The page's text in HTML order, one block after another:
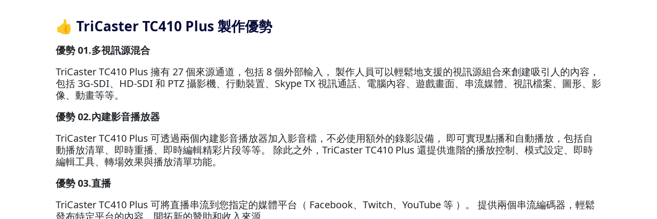
👍 TriCaster TC410 Plus 製作優勢
優勢 01.多視訊源混合
TriCaster TC410 Plus 擁有 27 個來源通道，包括 8 個外部輸入， 製作人員可以輕鬆地支援的視訊源組合來創建吸引人的內容，
包括 3G-SDI、HD-SDI 和 PTZ 攝影機、行動裝置、Skype TX 視訊通話、電腦內容、遊戲畫面、串流媒體、視訊檔案、圖形、影
像、動畫等等。
優勢 02.內建影音播放器
TriCaster TC410 Plus 可透過兩個內建影音播放器加入影音檔，不必使用額外的錄影設備， 即可實現點播和自動播放，包括自
動播放清單、即時重播、即時編輯精彩片段等等。 除此之外，TriCaster TC410 Plus 還提供進階的播放控制、模式設定、即時
編輯工具、轉場效果與播放清單功能。
優勢 03.直播
TriCaster TC410 Plus 可將直播串流到您指定的媒體平台（ Facebook、Twitch、YouTube 等 ）。 提供兩個串流編碼器，輕鬆